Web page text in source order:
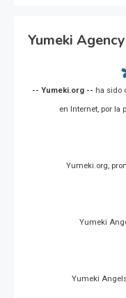
Yumeki
-- Yumeki.org -- ha sido
en Internet, por la
Yumeki.org,
Yumeki
Yumeki